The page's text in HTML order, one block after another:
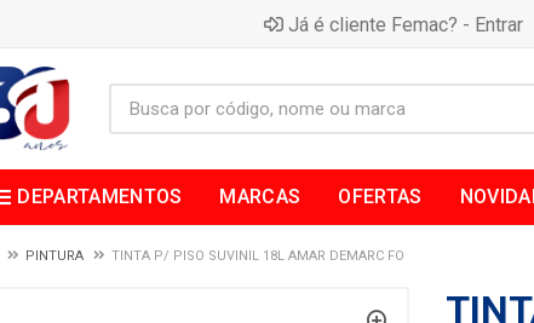
Já é cliente Femac? - Entrar
DEPARTAMENTOS MARCAS OFERTAS
PINTURA TINTA P/ PISO SUVINIL 18L AMAR DEMARC FO